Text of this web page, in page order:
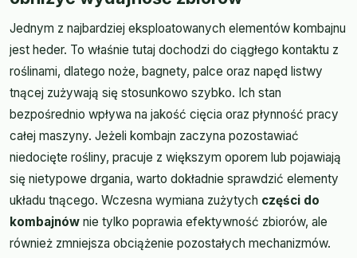
Jednym z najbardziej eksploatowanych elementów kombajnu
jest heder. To właśnie tutaj dochodzi do ciągłego kontaktu z
roślinami, dlatego noże, bagnety, palce oraz napęd listwy
tnącej zużywają się stosunkowo szybko. Ich stan
bezpośrednio wpływa na jakość cięcia oraz płynność pracy
całej maszyny. Jeżeli kombajn zaczyna pozostawiać
niedocięte rośliny, pracuje z większym oporem lub pojawiają
się nietypowe drgania, warto dokładnie sprawdzić elementy
układu tnącego. Wczesna wymiana zużytych części do
kombajnów nie tylko poprawia efektywność zbiorów, ale
również zmniejsza obciążenie pozostałych mechanizmów.